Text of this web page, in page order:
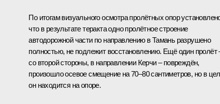
По итогам визуального осмотра пролётных опор
что в результате теракта одно пролётное строение
автодорожной части по направлению в Тамань разрушено
полностью, не подлежит восстановлению. Ещё один пролёт
со второй стороны, в направлении Керчи – повреждён,
произошло осевое смещение на 70–80 сантиметров, но в
он находится на опоре.